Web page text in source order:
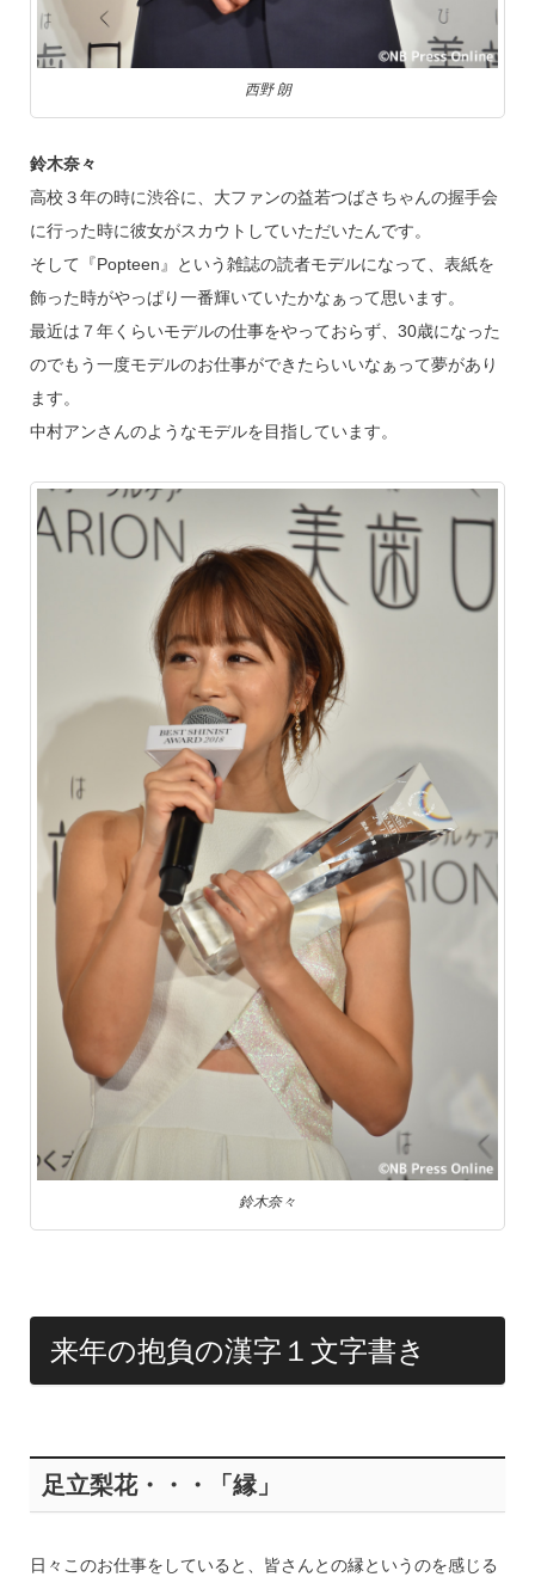
西野 朗
鈴木奈々
高校３年の時に渋谷に、大ファンの益若つばさちゃんの握手会
に行った時に彼女がスカウトしていただいたんです。
そして『Popteen』という雑誌の読者モデルになって、表紙を
飾った時がやっぱり一番輝いていたかなぁって思います。
最近は７年くらいモデルの仕事をやっておらず、30歳になった
のでもう一度モデルのお仕事ができたらいいなぁって夢があり
ます。
中村アンさんのようなモデルを目指しています。
鈴木奈々
来年の抱負の漢字１文字書き
足立梨花・・・「縁」
日々このお仕事をしていると、皆さんとの縁というのを感じる